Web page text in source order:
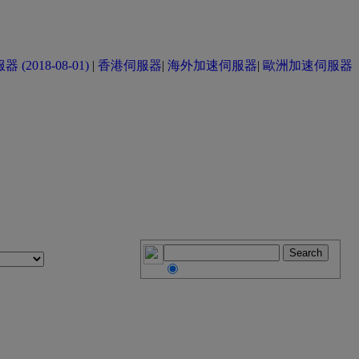
器 (2018-08-01) | 香港伺服器| 海外加速伺服器| 歐洲加速伺服器